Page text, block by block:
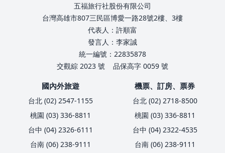
五福旅行社股份有限公司
台灣高雄市807三民區博愛一路28號2樓、3樓
代表人：許順富
發言人：李家誠
統一編號：22835878
交觀綜 2023 號
品保高字 0059 號
國內外旅遊
台北 (02) 2547-1155
桃園 (03) 336-8811
台中 (04) 2326-6111
台南 (06) 238-9111
機票、訂房、票券
台北 (02) 2718-8500
桃園 (03) 336-8811
台中 (04) 2322-4535
台南 (06) 238-9111